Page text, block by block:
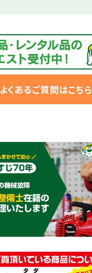
よくあるご質問はこちら